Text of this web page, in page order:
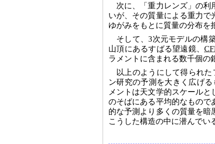
次に、「重力レンズ」の利
いが、その質量による重力
ゆがみをもとに質量の分布を
そして、3次元モデルの構
山頂にあるすばる望遠鏡、
ラメントに含まれる数千個の
以上のようにして得られ
ン研究の予測を大きく広げ
メントは天文学的スケール
のそばにある平均的なもので
的な予測より多くの質量を暗
こうした構造の中に潜んでい